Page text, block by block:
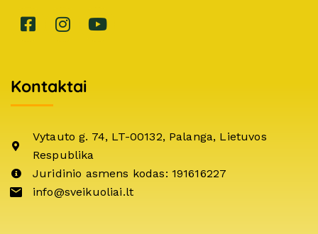
Kontaktai
Vytauto g. 74, LT-00132, Palanga, Lietuvos
Respublika
Juridinio asmens kodas: 191616227
info@sveikuoliai.lt